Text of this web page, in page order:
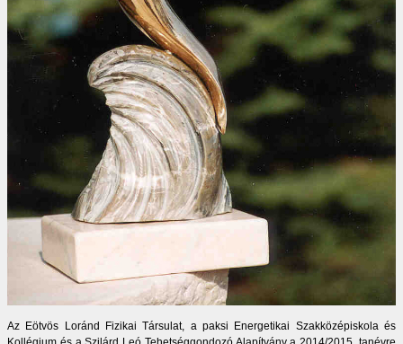
Az Eötvös Loránd Fizikai Társulat, a paksi Energetikai Szakközépiskola és